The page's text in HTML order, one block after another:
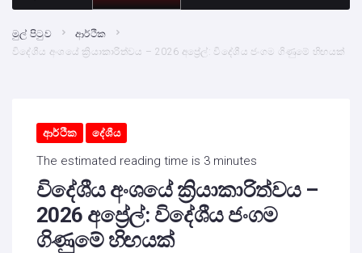
මුල් පිටුව
ආර්ථික
විදේශීය අංශයේ ක්‍රියාකාරිත්වය – 2026 අප්‍රේල්: විදේශීය ජංගම ගිණුමේ හිඟයක්
ආර්ථික දේශීය
The estimated reading time is 3 minutes
විදේශීය අංශයේ ක්‍රියාකාරිත්වය –
2026 අප්‍රේල්: විදේශීය ජංගම
ගිණුමේ හිඟයක්